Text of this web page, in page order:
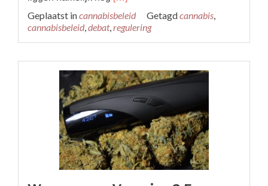
about
Cannabis-
Reguleringsdebat
maart
2017
Geplaatst incannabisbeleid Getagdcannabis,
cannabisbeleid,debat,regulering